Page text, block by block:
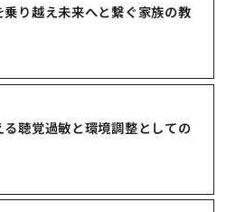
り越え未来へと繋ぐ家族の教
聴覚過敏と環境調整としての